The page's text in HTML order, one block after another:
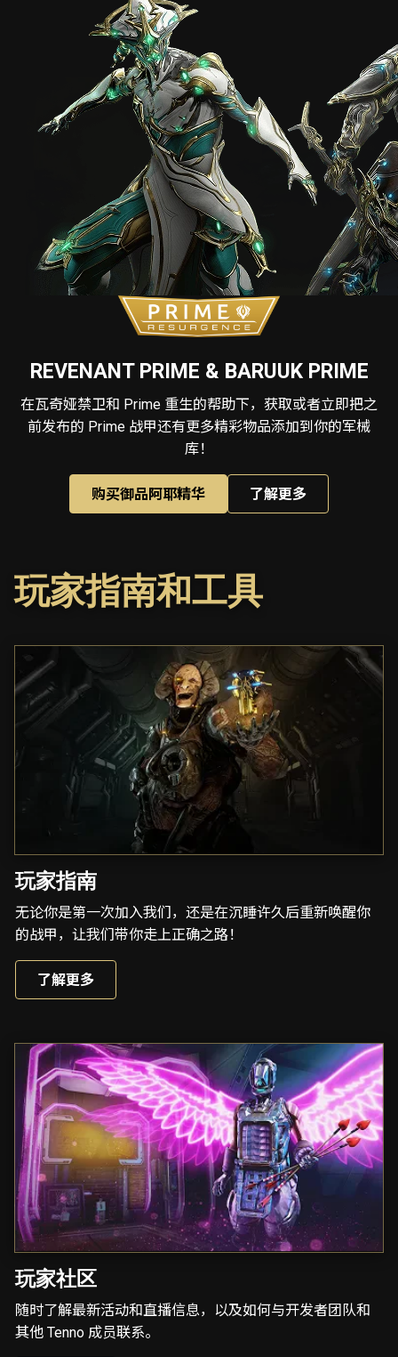
REVENANT PRIME & BARUUK PRIME
在瓦奇娅禁卫和 Prime 重生的帮助下，获取或者立即把之
前发布的 Prime 战甲还有更多精彩物品添加到你的军械
库！
购买御品阿耶精华 了解更多
玩家指南和工具
玩家指南
无论你是第一次加入我们，还是在沉睡许久后重新唤醒你
的战甲，让我们带你走上正确之路！
了解更多
玩家社区
随时了解最新活动和直播信息，以及如何与开发者团队和
其他 Tenno 成员联系。